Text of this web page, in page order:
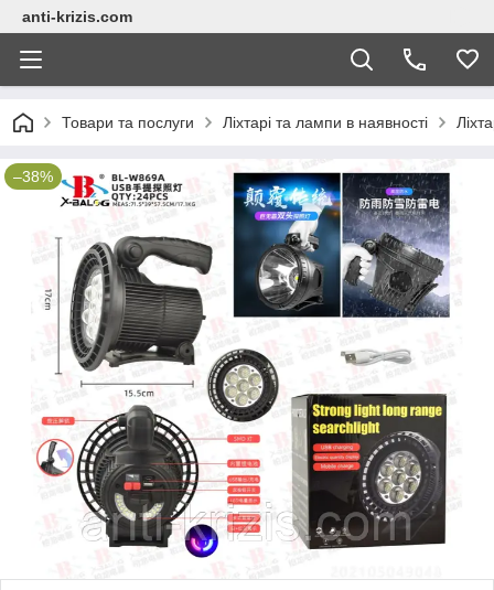
anti-krizis.com
Товари та послуги Ліхтарі та лампи в наявності
–38%